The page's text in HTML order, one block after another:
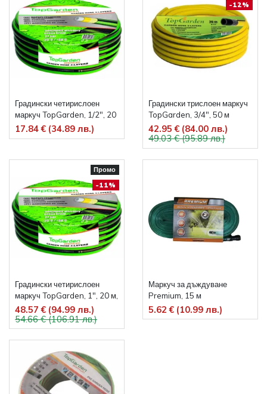
Градински четирислоен
маркуч TopGarden, 1/2", 20
м17.84 € (34.89 лв.)
-12%
Градински трислоен маркуч
TopGarden, 3/4", 50 м
42.95 € (84.00 лв.)
49.03 € (95.89 лв.)
Промо
-11%
Градински четирислоен
маркуч TopGarden, 1", 20 м,
27 бара
48.57 € (94.99 лв.)
54.66 € (106.91 лв.)
Маркуч за дъждуване
Premium, 15 м
5.62 € (10.99 лв.)